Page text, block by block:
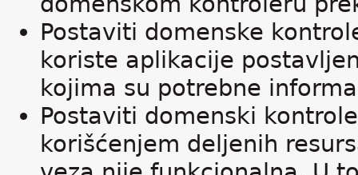
Postaviti domenske
koriste aplikacije
kojima su potrebne
Postaviti domenski
korišćenjem deljenih